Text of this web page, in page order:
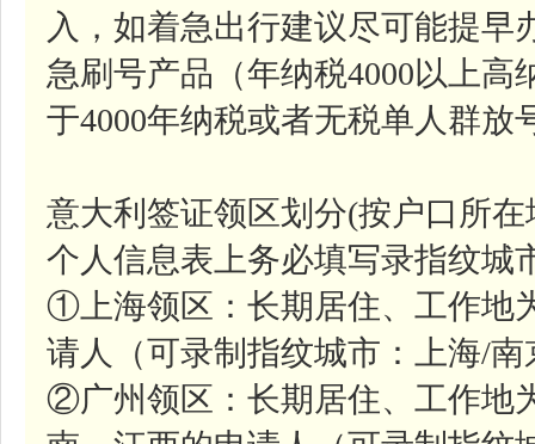
入，如着急出行建议尽可能提
急刷号产品（年纳税4000以上
于4000年纳税或者无税单人群放
意大利签证领区划分(按户口所
个人信息表上务必填写录指纹城
①上海领区：长期居住、工作地
请人（可录制指纹城市：上海/南
②广州领区：长期居住、工作地